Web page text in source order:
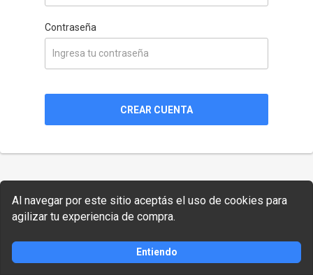
Al navegar por este sitio aceptás el uso de cookies para
agilizar tu experiencia de compra.
Entiendo
Contraseña
CREAR CUENTA